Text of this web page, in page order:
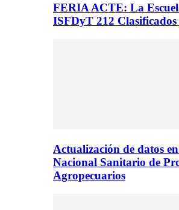
FERIA ACTE: La
ISFDyT 212
Actualización de datos
Nacional Sanitario de
Agropecuarios